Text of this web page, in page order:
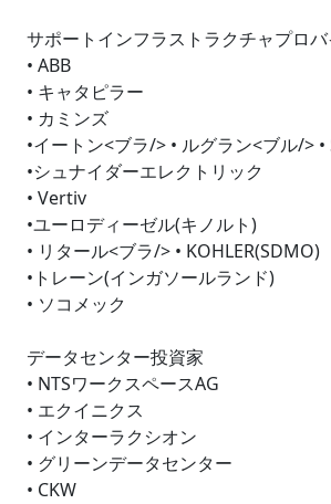
サポートインフラストラクチャプロ
• ABB
• キャタピラー
• カミンズ
•イートン<ブラ/> • ルグラン<ブル/> •
•シュナイダーエレクトリック
• Vertiv
•ユーロディーゼル(キノルト)
• リタール<ブラ/> • KOHLER(SDMO)
•トレーン(インガソールランド)
• ソコメック
データセンター投資家
• NTSワークスペースAG
• エクイニクス
• インターラクシオン
• グリーンデータセンター
• CKW